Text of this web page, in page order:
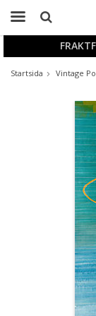
Startsida Vintage